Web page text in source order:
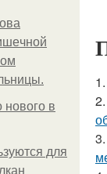
нового в
для
1.
2.
3.